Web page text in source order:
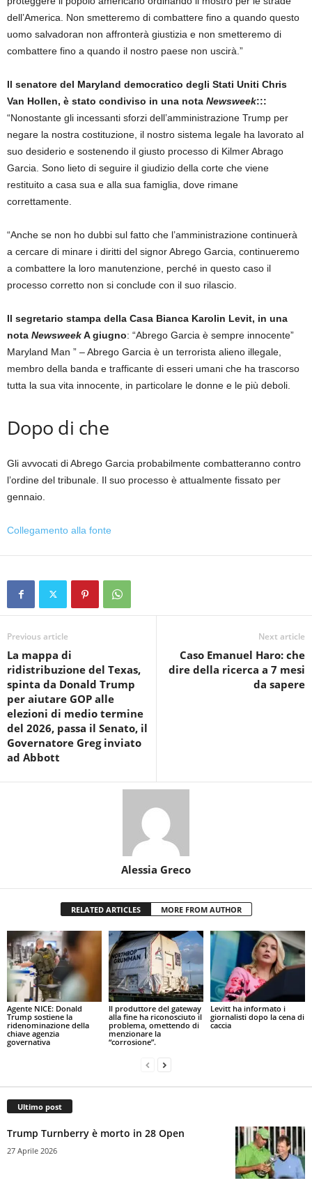
dell’America. Non smetteremo di combattere fino a quando questo
uomo salvadoran non affronterà giustizia e non smetteremo di
combattere fino a quando il nostro paese non uscirà.”
Il senatore del Maryland democratico degli Stati Uniti Chris
Van Hollen, è stato condiviso in una nota Newsweek:::
“Nonostante gli incessanti sforzi dell’amministrazione Trump per
negare la nostra costituzione, il nostro sistema legale ha lavorato al
suo desiderio e sostenendo il giusto processo di Kilmer Abrago
Garcia. Sono lieto di seguire il giudizio della corte che viene
restituito a casa sua e alla sua famiglia, dove rimane
correttamente.
“Anche se non ho dubbi sul fatto che l’amministrazione continuerà
a cercare di minare i diritti del signor Abrego Garcia, continueremo
a combattere la loro manutenzione, perché in questo caso il
processo corretto non si conclude con il suo rilascio.
Il segretario stampa della Casa Bianca Karolin Levit, in una
nota NewsweekA giugno: “Abrego Garcia è sempre innocente”
Maryland Man ” – Abrego Garcia è un terrorista alieno illegale,
membro della banda e trafficante di esseri umani che ha trascorso
tutta la sua vita innocente, in particolare le donne e le più deboli.
Dopo di che
Gli avvocati di Abrego Garcia probabilmente combatteranno contro
l’ordine del tribunale. Il suo processo è attualmente fissato per
gennaio.
Collegamento alla fonte
Previous article
La mappa di
ridistribuzione del Texas,
spinta da Donald Trump
per aiutare GOP alle
elezioni di medio termine
del 2026, passa il Senato, il
Governatore Greg inviato
ad Abbott
Next article
Caso Emanuel Haro: che
dire della ricerca a 7 mesi
da sapere
Alessia Greco
RELATED ARTICLES MORE FROM AUTHOR
Agente NICE: Donald
Trump sostiene la
ridenominazione della
chiave agenzia
governativa
Il produttore del gateway
alla fine ha riconosciuto il
problema, omettendo di
menzionare la
“corrosione”.
Levitt ha informato i
giornalisti dopo la cena di
caccia
Ultimo post
Trump Turnberry è morto in 28 Open
27 Aprile 2026